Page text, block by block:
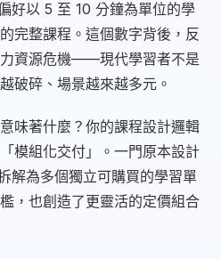
好以 5 至 10 分鐘為單位的學
完整課程。這個數字背後，反
資源危機——現代學習者不是
破碎、場景越來越多元。
味著什麼？你的課程設計邏輯
模組化交付」。一門原本設計
解為多個獨立可購買的學習單
，也創造了更靈活的定價組合